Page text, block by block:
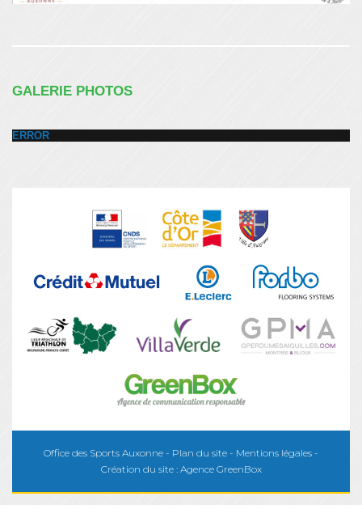
GALERIE PHOTOS
ERROR
Office des Sports Auxonne - Plan du site - Mentions légales -
Création du site : Agence GreenBox